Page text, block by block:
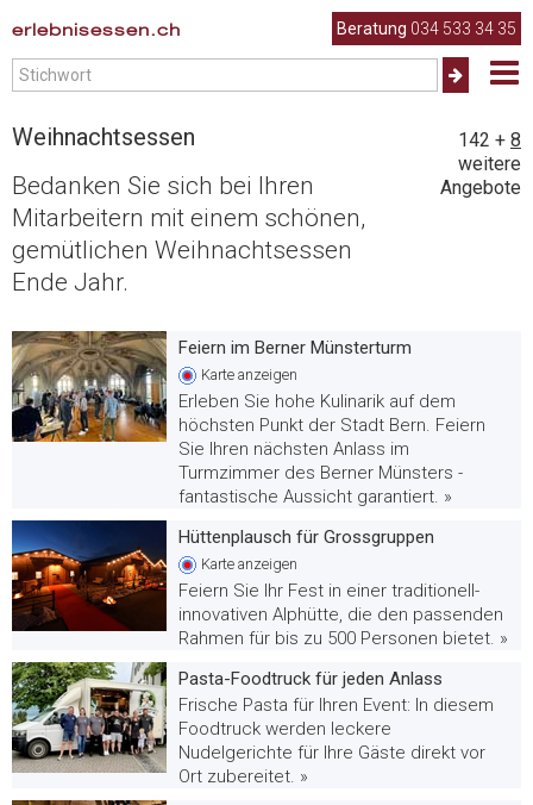
erlebnisessen.ch Beratung 034 533 34 35
Weihnachtsessen
Bedanken Sie sich bei Ihren
Mitarbeitern mit einem schönen,
gemütlichen Weihnachtsessen
Ende Jahr.
142 + 8
weitere
Angebote
Feiern im Berner Münsterturm
Karte anzeigen
Erleben Sie hohe Kulinarik auf dem
höchsten Punkt der Stadt Bern. Feiern
Sie Ihren nächsten Anlass im
Turmzimmer des Berner Münsters -
fantastische Aussicht garantiert. »
Hüttenplausch für Grossgruppen
Karte anzeigen
Feiern Sie Ihr Fest in einer traditionell-
innovativen Alphütte, die den passenden
Rahmen für bis zu 500 Personen bietet. »
Pasta-Foodtruck für jeden Anlass
Frische Pasta für Ihren Event: In diesem
Foodtruck werden leckere
Nudelgerichte für Ihre Gäste direkt vor
Ort zubereitet. »